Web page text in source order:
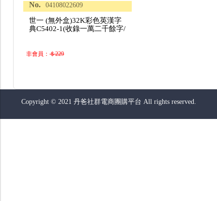
No. 04108022609
世一 (無外盒)32K彩色英漢字
典C5402-1(收錄一萬二千餘字/
非會員：＄229
Copyright © 2021 丹爸社群電商團購平台 All rights reserved.